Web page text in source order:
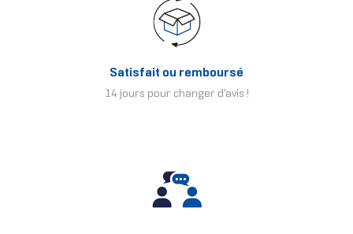
Satisfait ou remboursé
14 jours pour changer d'avis !